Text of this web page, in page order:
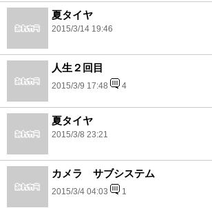
夏タイヤ
2015/3/14 19:46
人生２回目
2015/3/9 17:48 4
夏タイヤ
2015/3/8 23:21
カメラ サブシステム
2015/3/4 04:03 1